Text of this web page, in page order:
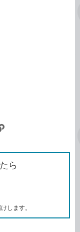
ク
を
コ
ら
します。